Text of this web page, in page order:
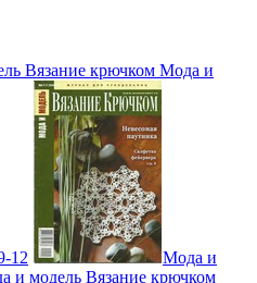
Вязание крючком Мода и
12
Мода и
и модель Вязание крючком